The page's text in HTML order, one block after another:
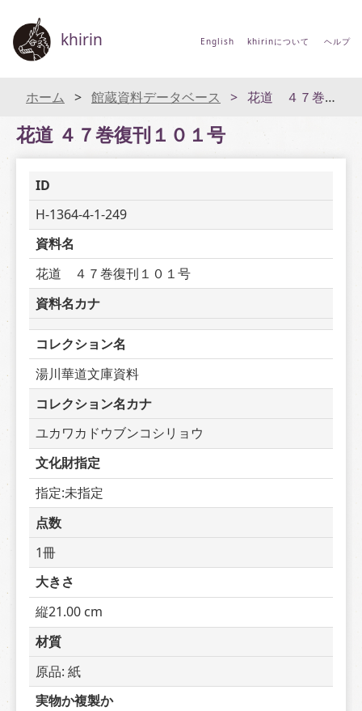
khirin English khirinについて ヘルプ
ホーム 館蔵資料データベース 花道 ４７巻復刊１０１号
花道 ４７巻復刊１０１号
ID
H-1364-4-1-249
資料名
花道　４７巻復刊１０１号
資料名カナ
コレクション名
湯川華道文庫資料
コレクション名カナ
ユカワカドウブンコシリョウ
文化財指定
指定:未指定
点数
1冊
大きさ
縦21.00 cm
材質
原品: 紙
実物か複製か